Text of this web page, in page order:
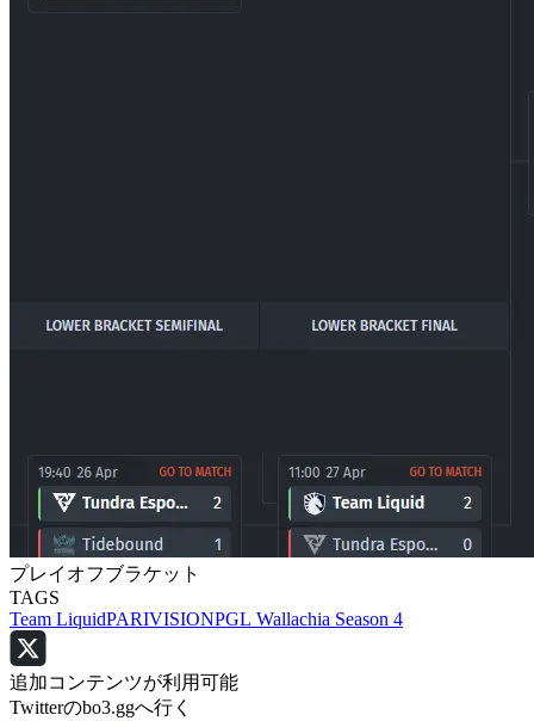
プレイオフブラケット
TAGS
Team LiquidPARIVISIONPGL Wallachia Season 4
追加コンテンツが利用可能
Twitterのbo3.ggへ行く